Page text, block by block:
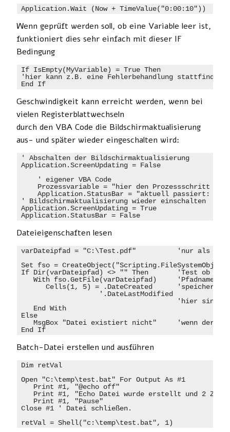
Application.Wait (Now + TimeValue("0:00:10"))
Wenn geprüft werden soll, ob eine Variable leer ist,
funktioniert dies sehr einfach mit dieser IF
Bedingung
If IsEmpty(MyVariable) = True Then
'hier kann z.B. eine Fehlerbehandlung
End If
Geschwindigkeit kann erreicht werden, wenn bei
vielen Registerblattwechseln
durch den VBA Code die Bildschirmaktualisierung
aus- und später wieder eingeschalten wird:
' Abschalten der Bildschirmaktualisierung
Application.ScreenUpdating = False
    ' eigener VBA Code
Prozessvariable = "hier den Prozessschritt
Application.StatusBar = "aktuell passiert: " &
' Bildschirmaktualisierung wieder einschalten
Application.ScreenUpdating = True
Application.StatusBar = False
Dateieigenschaften lesen
varDateipfad = "C:\Test.pdf"          'nur als
Set fso =
If Dir(varDateipfad) <> "" Then       'Test ob
With fso.GetFile(varDateipfad)     'Pfadname
Cells(1, 5) = .DateCreated      'speichert
                   '.DateLastModified
'hier sind
   End With
Else
MsgBox "Datei existiert nicht"     'wenn der
End If
Batch-Datei erstellen und ausführen
Dim retVal
Open "C:\temp\test.bat" For Output As #1
   Print #1, "@echo off"
Print #1, "Echo Datei wurde erstellt und 2
   Print #1, "Pause"
Close #1 ' Datei schließen.
retVal = Shell("c:\temp\test.bat", 1)